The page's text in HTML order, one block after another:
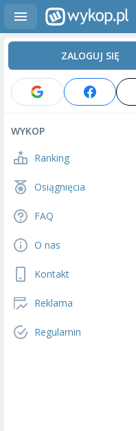
ZALOGUJ SIĘ
WYKOP
Ranking
Osiągnięcia
FAQ
O nas
Kontakt
Reklama
Regulamin